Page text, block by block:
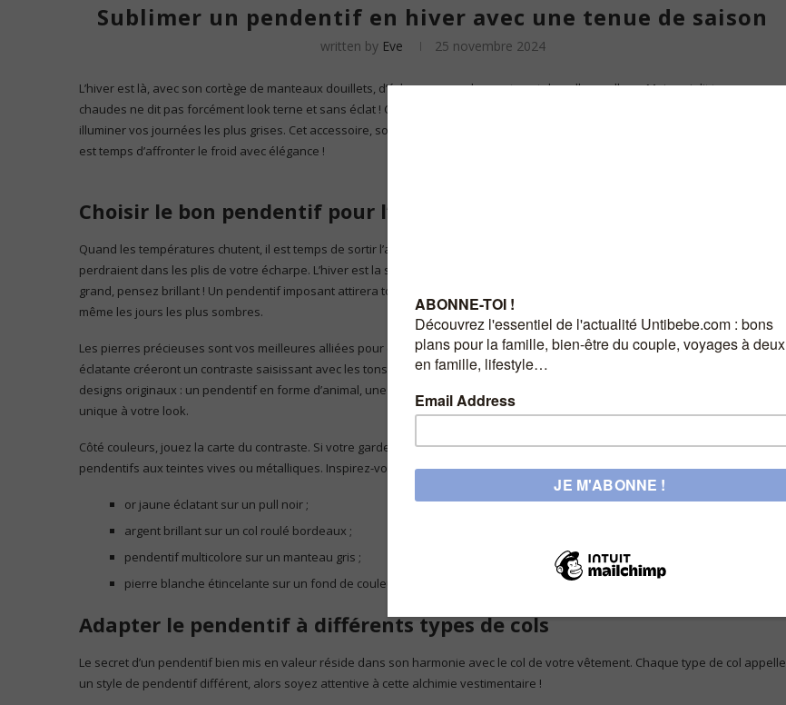
Sublimer un pendentif en hiver avec une tenue de saison
written by Eve 25 novembre 2024
L’hiver est là, avec son cortège de manteaux douillets, d’écharpes enveloppantes et de pulls moelleux. Mais qui dit tenues
chaudes ne dit pas forcément look terne et sans éclat ! C’est là que le pendentif entre en scène, tel un héros scintillant prêt à
illuminer vos journées les plus grises. Cet accessoire, souvent négligé, peut devenir la pièce maîtresse de votre style hivernal. Il
est temps d’affronter le froid avec élégance !
Choisir le bon pendentif pour l’hiver
Quand les températures chutent, il est temps de sortir l’artillerie lourde côté bijoux ! Oubliez les pendentifs discrets qui se
perdraient dans les plis de votre écharpe. L’hiver est la saison idéale pour oser les modèles audacieux et volumineux. Pensez
grand, pensez brillant ! Un pendentif imposant attirera tous les regards et apportera une touche de lumière à votre tenue,
même les jours les plus sombres.
Les pierres précieuses sont vos meilleures alliées pour cette saison. Un saphir profond, un rubis flamboyant ou une émeraude
éclatante créeront un contraste saisissant avec les tons neutres de vos vêtements d’hiver. Ne craignez pas d’opter pour des
designs originaux : un pendentif en forme d’animal, une géométrie abstraite ou un motif art déco apporteront une dimension
unique à votre look.
Côté couleurs, jouez la carte du contraste. Si votre garde-robe hivernale penche vers les tons sombres, optez pour des
pendentifs aux teintes vives ou métalliques. Inspirez-vous des associations suivantes :
or jaune éclatant sur un pull noir ;
argent brillant sur un col roulé bordeaux ;
pendentif multicolore sur un manteau gris ;
pierre blanche étincelante sur un fond de couleur foncée.
Adapter le pendentif à différents types de cols
Le secret d’un pendentif bien mis en valeur réside dans son harmonie avec le col de votre vêtement. Chaque type de col appelle
un style de pendentif différent, alors soyez attentive à cette alchimie vestimentaire !